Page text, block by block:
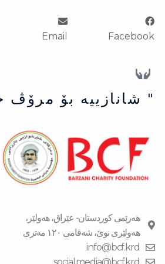
Facebook
Email
" شانازییه بۆ
هەرێمی کوردستان- عێراق، هەولێر،
هەولێری نوێ، شەقامی ١٢٠ مەتری
info@bcf.krd